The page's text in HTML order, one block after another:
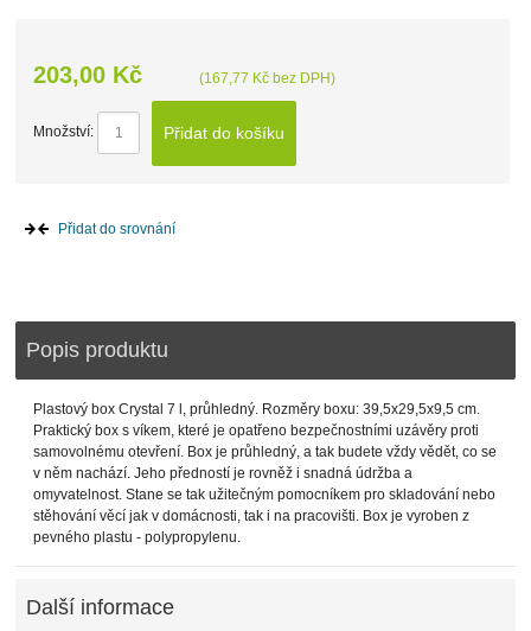
203,00 Kč (167,77 Kč bez DPH)
Množství: Přidat do košíku
Přidat do srovnání
Popis produktu
Plastový box Crystal 7 l, průhledný. Rozměry boxu: 39,5x29,5x9,5 cm.
Praktický box s víkem, které je opatřeno bezpečnostními uzávěry proti
samovolnému otevření. Box je průhledný, a tak budete vždy vědět, co se
v něm nachází. Jeho předností je rovněž i snadná údržba a
omyvatelnost. Stane se tak užitečným pomocníkem pro skladování nebo
stěhování věcí jak v domácnosti, tak i na pracovišti. Box je vyroben z
pevného plastu - polypropylenu.
Další informace